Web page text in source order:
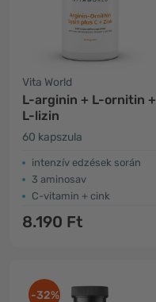
Vita World
L-arginin + L-ornitin +
L-lizin
60 kapszula
intenzív edzések során
3 aminosav
C-vitamin + cink
8.190 Ft
-32%